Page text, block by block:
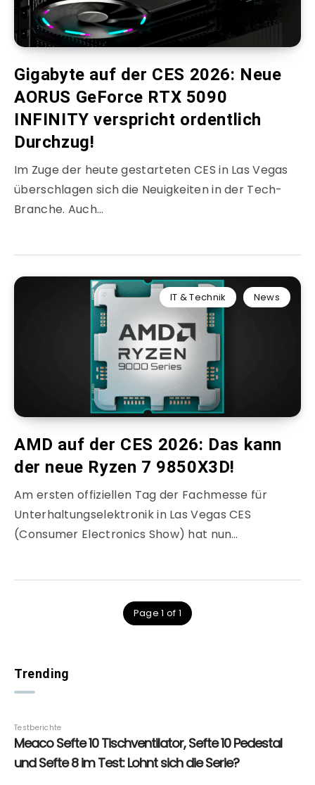
Gigabyte auf der CES 2026: Neue
AORUS GeForce RTX 5090
INFINITY verspricht ordentlich
Durchzug!
Im Zuge der heute gestarteten CES in Las Vegas
überschlagen sich die Neuigkeiten in der Tech-
Branche. Auch…
IT & Technik News
AMD auf der CES 2026: Das kann
der neue Ryzen 7 9850X3D!
Am ersten offiziellen Tag der Fachmesse für
Unterhaltungselektronik in Las Vegas CES
(Consumer Electronics Show) hat nun…
Page 1 of 1
Trending